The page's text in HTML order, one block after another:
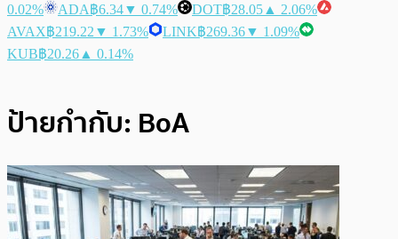
0.02%
ADA฿6.34▼ 0.74% DOT฿28.05 ▲ 2.06%
AVAX฿219.22 ▼ 1.73% LINK฿269.36▼ 1.09%
KUB฿20.26 ▲ 0.14%
ป้ายกำกับ: BoA